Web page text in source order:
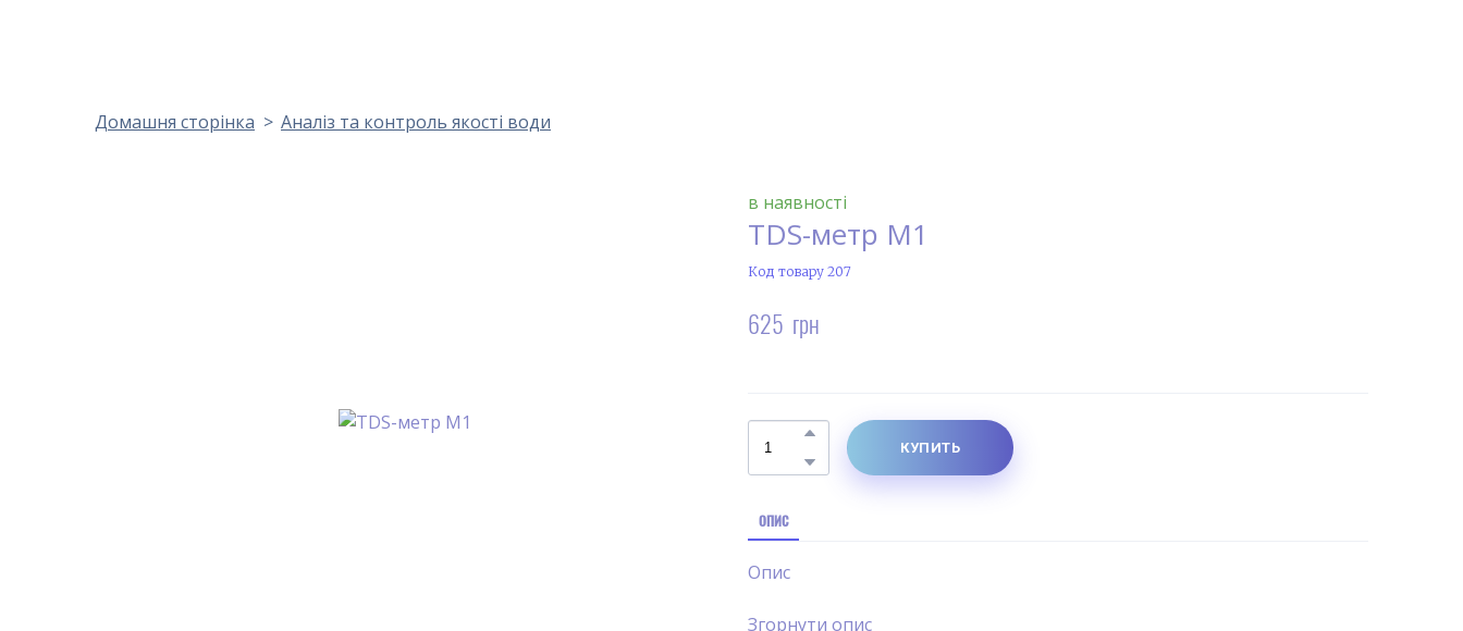
Домашня сторінка Аналіз та контроль якості води
в наявності
TDS-метр M1
Код товару 207
625  грн
КУПИТЬ
ОПИС
Опис
Згорнути опис